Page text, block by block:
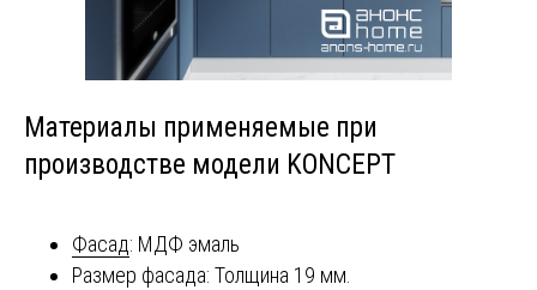
Материалы применяемые при
производстве модели KONCEPT
Фасад: МДФ эмаль
Размер фасада: Толщина 19 мм.